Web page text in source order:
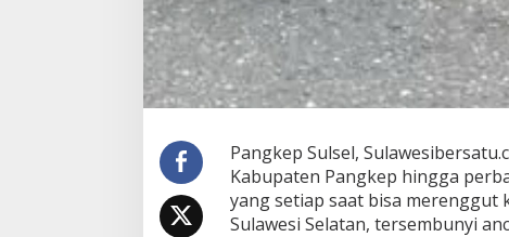
:
A
s
p
a
l
a
n
c
u
r
Pangkep Sulsel,
Kabupaten Pangkep hingga
yang setiap saat bisa merenggut
Sulawesi Selatan, tersembunyi